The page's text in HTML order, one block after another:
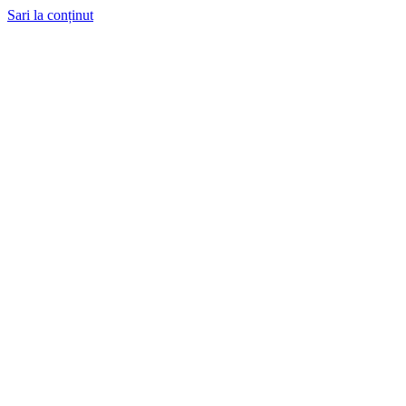
Sari la conținut